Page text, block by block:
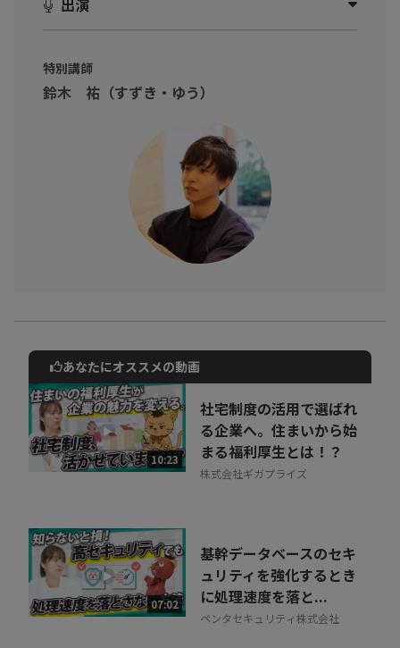
特別講師
鈴木 祐（すずき・ゆう）
動画でご紹介しているサービスについて
お気軽にご相談・ご質問いただけます！
30秒でお申し込み可能
相談を希望する 無料
あなたにオススメの動画
10:23
社宅制度の活用で選ばれ
る企業へ。住まいから始
まる福利厚生とは！？
株式会社ギガプライズ
07:02
基幹データベースのセキ
ュリティを強化するとき
に処理速度を落と...
ペンタセキュリティ株式会社